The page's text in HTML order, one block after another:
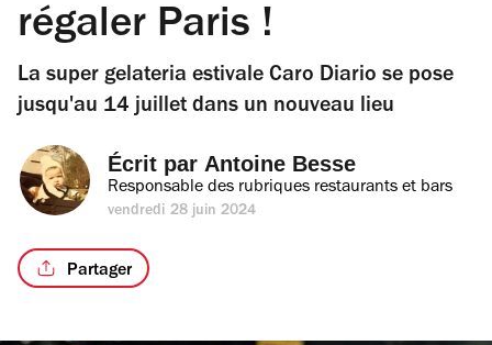
régaler Paris !
La super gelateria estivale Caro Diario se pose
jusqu'au 14 juillet dans un nouveau lieu
Écrit par Antoine Besse
Responsable des rubriques restaurants et bars
vendredi 28 juin 2024
Partager